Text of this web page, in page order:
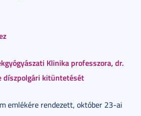
Klinika professzora, dr.
díszpolgári kitüntetését
emlékére rendezett, október 23-ai